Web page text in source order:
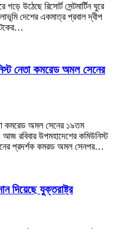
উঠেছে রিসোর্ট সেন্টমার্টিন ঘুরে
দেশের একমাত্র প্রবাল দ্বীপ
নেতা কমরেড অমল সেনের
কমরেড অমল সেনের ১৯তম
রবিবার উপমহাদেশের কমিউনিস্ট
প্রদর্শক কমরড অমল সেনপর…
দিয়েছে যুক্তরাষ্ট্র